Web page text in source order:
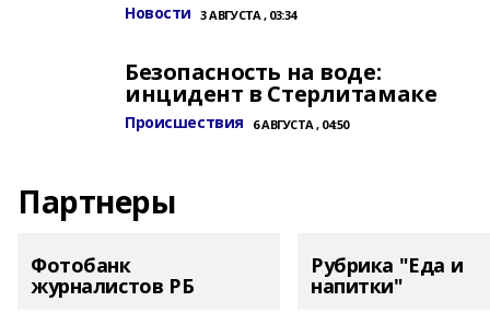
Новости 3 АВГУСТА , 03:34
Безопасность на воде:
инцидент в Стерлитамаке
Происшествия 6 АВГУСТА , 04:50
Партнеры
Фотобанк
журналистов РБ
Рубрика "Еда и
напитки"